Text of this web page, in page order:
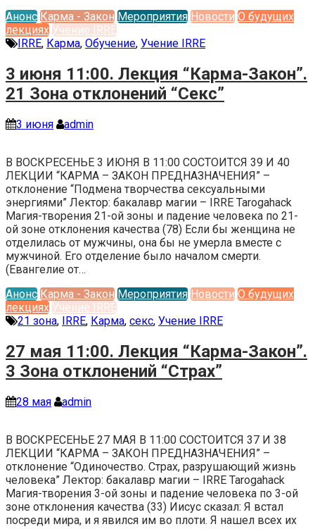
Анонс Карма - Закон Мероприятия Новости О будущих
лекциях Учение IRRE
IRRE, Карма, Обучение, Учение IRRE
3 июня 11:00. Лекция “Карма-Закон”.
21 Зона отклонений “Секс”
3 июня admin
В ВОСКРЕСЕНЬЕ 3 ИЮНЯ В 11:00 СОСТОИТСЯ 39 И 40
ЛЕКЦИИ “КАРМА – ЗАКОН ПРЕДНАЗНАЧЕНИЯ” –
отклонение “Подмена творчества сексуальными
энергиями” Лектор: бакалавр магии – IRRE Tarogahack
Магия-творения 21-ой зоны и падение человека по 21-
ой зоне отклонения качества (78) Если бы женщина не
отделилась от мужчины, она бы не умерла вместе с
мужчиной. Его отделение было началом смерти.
(Евангелие от…
Анонс Карма - Закон Мероприятия Новости О будущих
лекциях Учение IRRE
21 зона, IRRE, Карма, секс, Учение IRRE
27 мая 11:00. Лекция “Карма-Закон”.
3 Зона отклонений “Страх”
28 мая admin
В ВОСКРЕСЕНЬЕ 27 МАЯ В 11:00 СОСТОИТСЯ 37 И 38
ЛЕКЦИИ “КАРМА – ЗАКОН ПРЕДНАЗНАЧЕНИЯ” –
отклонение “Одиночество. Страх, разрушающий жизнь
человека” Лектор: бакалавр магии – IRRE Tarogahack
Магия-творения 3-ой зоны и падение человека по 3-ой
зоне отклонения качества (33) Иисус скaзaл: Я встaл
посреди мирa, и я явился им во плоти. Я нaшел всех их